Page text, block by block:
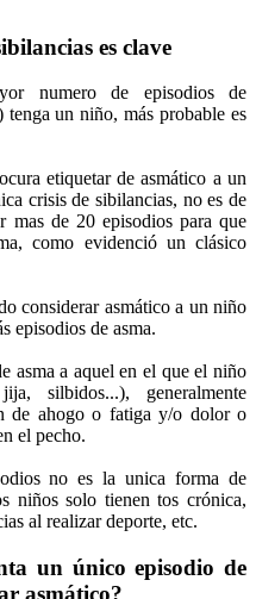
es clave
numero de episodios de
un niño, más probable es
etiquetar de asmático a un
crisis de sibilancias, no es de
mas de 20 episodios para que
como evidenció un clásico
considerar asmático a un niño
episodios de asma.
asma a aquel en el que el niño
silbidos...), generalmente
de ahogo o fatiga y/o dolor o
el pecho.
no es la unica forma de
niños solo tienen tos crónica,
al realizar deporte, etc.
un único episodio de
asmático?